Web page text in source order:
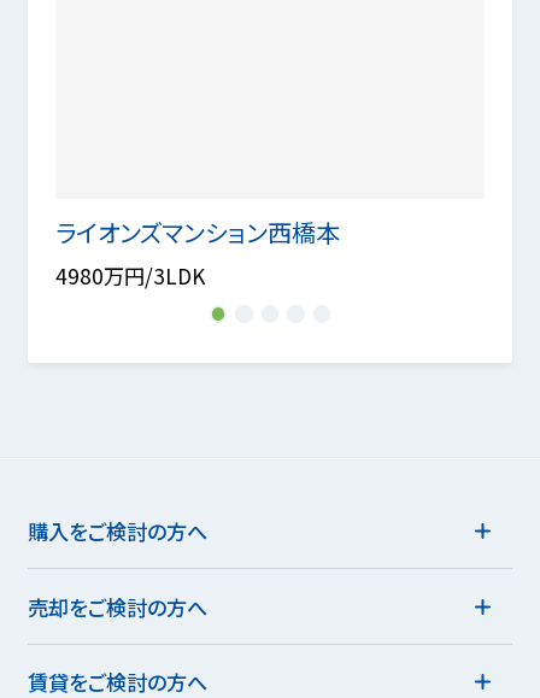
ライオンズマンション西橋本
4980万円/3LDK
1
購入をご検討の方へ
売却をご検討の方へ
賃貸をご検討の方へ